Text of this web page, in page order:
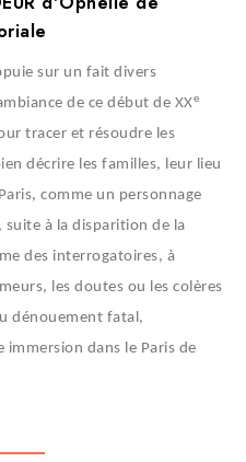
sur un fait divers
de ce début de XXe
tracer et résoudre les
décrire les familles, leur lieu
comme un personnage
à la disparition de la
des interrogatoires, à
les doutes ou les colères
dénouement fatal,
immersion dans le Paris de